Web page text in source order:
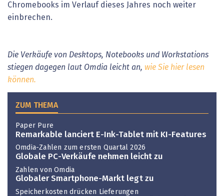
Chromebooks im Verlauf dieses Jahres noch weiter
einbrechen.
Die Verkäufe von Desktops, Notebooks und Workstations
stiegen dagegen laut Omdia leicht an, wie Sie hier lesen
können.
ZUM THEMA
Paper Pure
Remarkable lanciert E-Ink-Tablet mit KI-Features
Omdia-Zahlen zum ersten Quartal 2026
Globale PC-Verkäufe nehmen leicht zu
Zahlen von Omdia
Globaler Smartphone-Markt legt zu
Speicherkosten drücken Lieferungen